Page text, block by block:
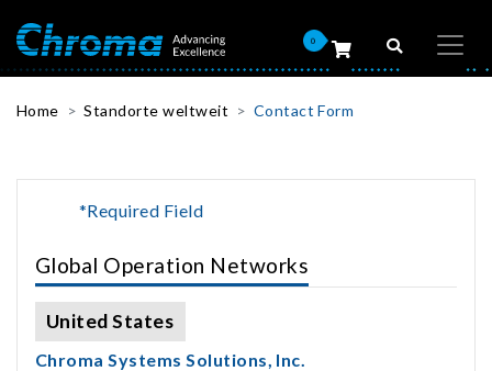
0
Home Standorte weltweit Contact Form
*Required Field
Global Operation Networks
United States
Chroma Systems Solutions, Inc.